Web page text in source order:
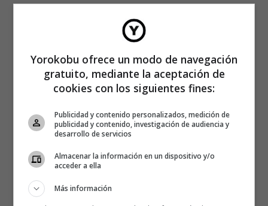
Yorokobu ofrece un modo de navegación
gratuito, mediante la aceptación de
cookies con los siguientes fines:
Publicidad y contenido personalizados, medición de
publicidad y contenido, investigación de audiencia y
desarrollo de servicios
Almacenar la información en un dispositivo y/o
acceder a ella
Más información